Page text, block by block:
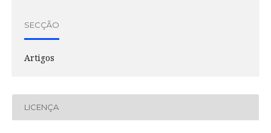
SECÇÃO
Artigos
LICENÇA